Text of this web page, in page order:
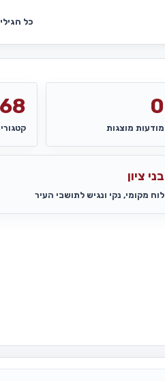
כל
0
מודעות מוצגות
68
בני ציון
לוח מקומי, נקי ונגיש לתושבי העיר